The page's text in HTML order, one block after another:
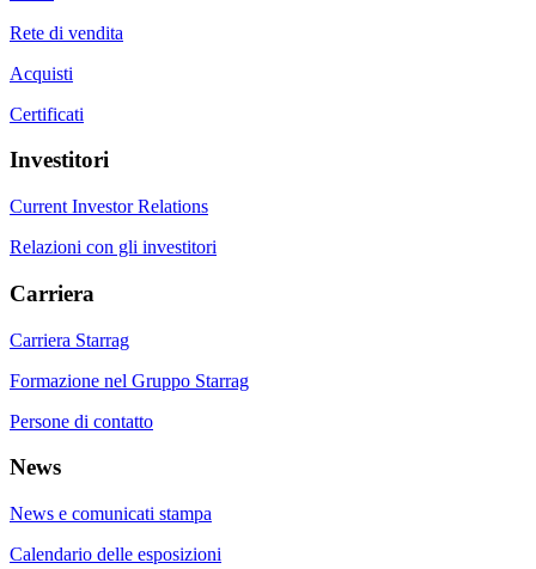
Rete di vendita
Acquisti
Certificati
Investitori
Current Investor Relations
Relazioni con gli investitori
Carriera
Carriera Starrag
Formazione nel Gruppo Starrag
Persone di contatto
News
News e comunicati stampa
Calendario delle esposizioni